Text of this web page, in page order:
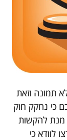
תמונה וזאת
כי נחקק חוק
מנת להקשות
לוודא כי